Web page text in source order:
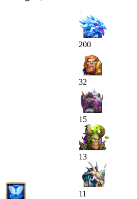
200
32
15
13
11